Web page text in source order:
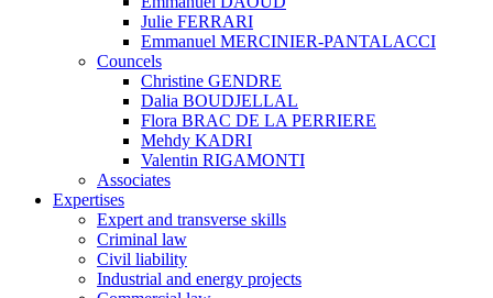
Julie FERRARI
Emmanuel MERCINIER-PANTALACCI
Councels
Christine GENDRE
Dalia BOUDJELLAL
Flora BRAC DE LA PERRIERE
Mehdy KADRI
Valentin RIGAMONTI
Associates
Expertises
Expert and transverse skills
Criminal law
Civil liability
Industrial and energy projects